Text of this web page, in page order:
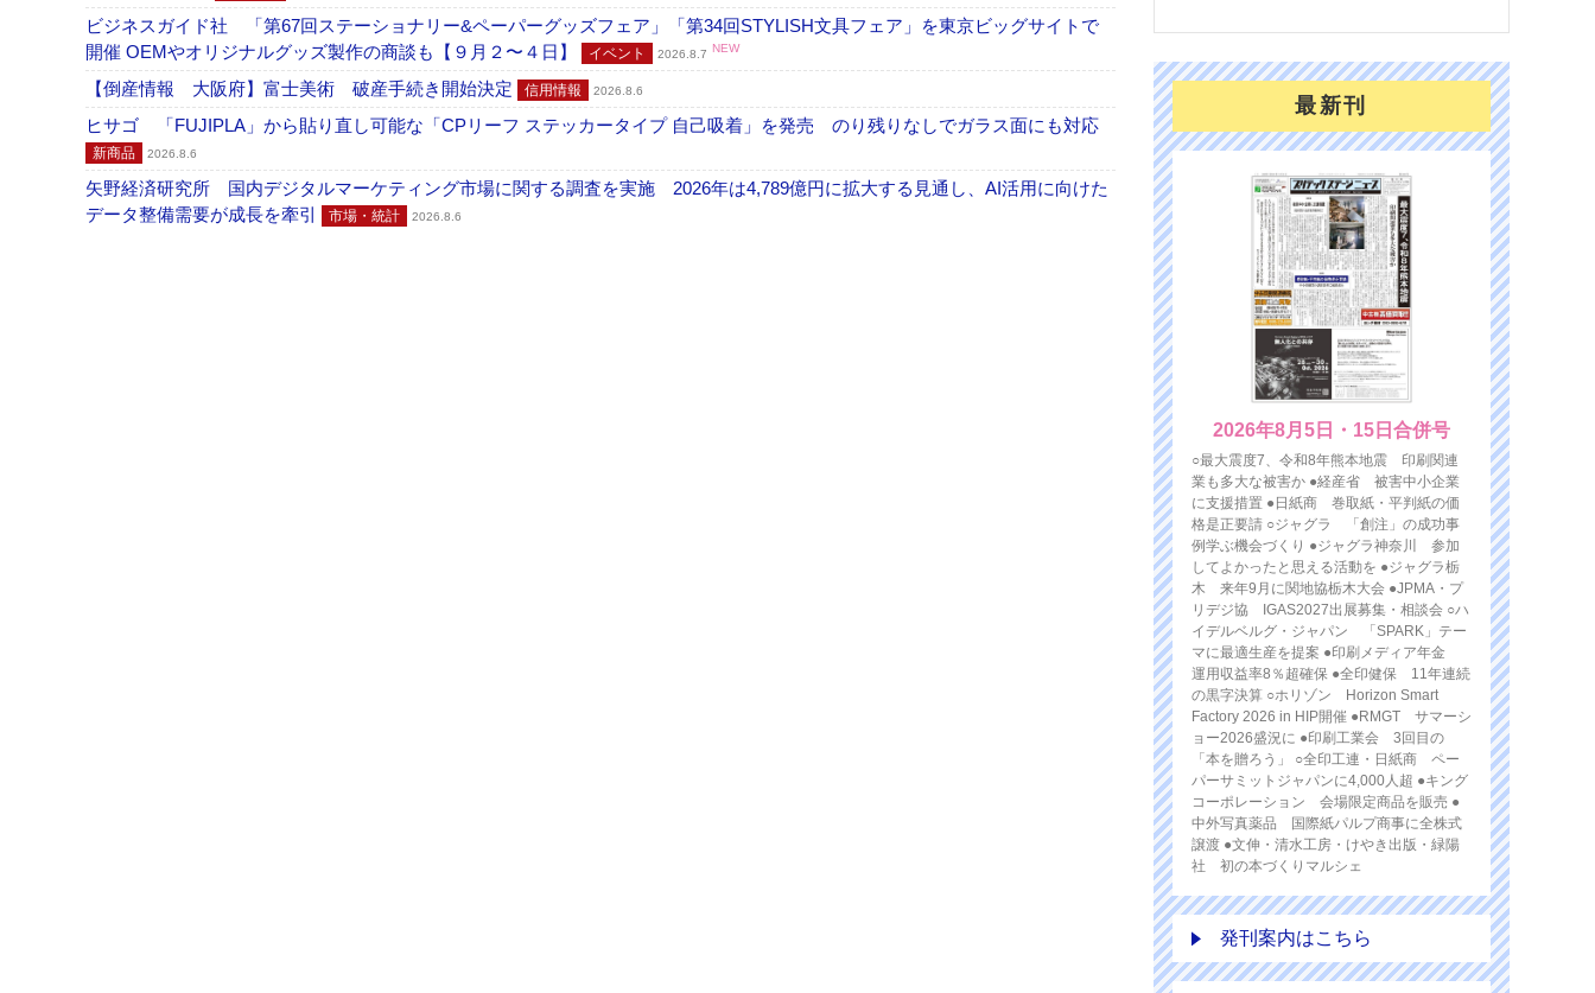
ビジネスガイド社 「第67回ステーショナリー&ペーパーグッズフェア」「第34回STYLISH文具フェア」を東京ビッグサイトで
開催 OEMやオリジナルグッズ製作の商談も【９月２〜４日】
イベント 2026.8.7 NEW
【倒産情報 大阪府】富士美術 破産手続き開始決定 信用情報 2026.8.6
ヒサゴ 「FUJIPLA」から貼り直し可能な「CPリーフ ステッカータイプ 自己吸着」を発売 のり残りなしでガラス面にも対応
新商品 2026.8.6
矢野経済研究所 国内デジタルマーケティング市場に関する調査を実施 2026年は4,789億円に拡大する見通し、AI活用に向けた
データ整備需要が成長を牽引
市場・統計 2026.8.6
最新刊
2026年8月5日・15日合併号
○最大震度7、令和8年熊本地震 印刷関連
業も多大な被害か ●経産省 被害中小企業
に支援措置 ●日紙商 巻取紙・平判紙の価
格是正要請 ○ジャグラ 「創注」の成功事
例学ぶ機会づくり ●ジャグラ神奈川 参加
してよかったと思える活動を ●ジャグラ栃
木 来年9月に関地協栃木大会 ●JPMA・プ
リデジ協 IGAS2027出展募集・相談会 ○ハ
イデルベルグ・ジャパン 「SPARK」テー
マに最適生産を提案 ●印刷メディア年金
運用収益率8％超確保 ●全印健保 11年連続
の黒字決算 ○ホリゾン Horizon Smart
Factory 2026 in HIP開催 ●RMGT サマーシ
ョー2026盛況に ●印刷工業会 3回目の
「本を贈ろう」 ○全印工連・日紙商 ペー
パーサミットジャパンに4,000人超 ●キング
コーポレーション 会場限定商品を販売 ●
中外写真薬品 国際紙パルプ商事に全株式
譲渡 ●文伸・清水工房・けやき出版・緑陽
社 初の本づくりマルシェ
発刊案内はこちら